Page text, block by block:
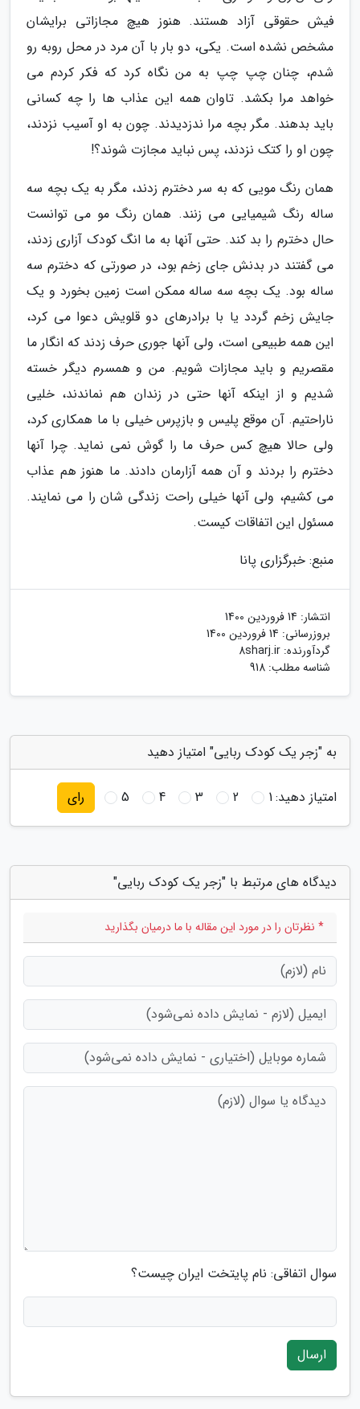
فیش حقوقی آزاد هستند. هنوز هیچ مجازاتی برایشان
مشخص نشده است. یکی، دو بار با آن مرد در محل روبه رو
شدم، چنان چپ چپ به من نگاه کرد که فکر کردم می
خواهد مرا بکشد. تاوان همه این عذاب ها را چه کسانی
باید بدهند. مگر بچه مرا ندزدیدند. چون به او آسیب نزدند،
چون او را کتک نزدند، پس نباید مجازت شوند؟!
همان رنگ مویی که به سر دخترم زدند، مگر به یک بچه سه
ساله رنگ شیمیایی می زنند. همان رنگ مو می توانست
حال دخترم را بد کند. حتی آنها به ما انگ کودک آزاری زدند،
می گفتند در بدنش جای زخم بود، در صورتی که دخترم سه
ساله بود. یک بچه سه ساله ممکن است زمین بخورد و یک
جایش زخم گردد یا با برادرهای دو قلویش دعوا می کرد،
این همه طبیعی است، ولی آنها جوری حرف زدند که انگار ما
مقصریم و باید مجازات شویم. من و همسرم دیگر خسته
شدیم و از اینکه آنها حتی در زندان هم نماندند، خلیی
ناراحتیم. آن موقع پلیس و بازپرس خیلی با ما همکاری کرد،
ولی حالا هیچ کس حرف ما را گوش نمی نماید. چرا آنها
دخترم را بردند و آن همه آزارمان دادند. ما هنوز هم عذاب
می کشیم، ولی آنها خیلی راحت زندگی شان را می نمایند.
مسئول این اتفاقات کیست.
منبع: خبرگزاری پانا
انتشار: 14 فروردین 1400
بروزرسانی: 14 فروردین 1400
گردآورنده: 8sharj.ir
شناسه مطلب: 918
به "زجر یک کودک ربایی" امتیاز دهید
امتیاز دهید:1
2
3
4
5 رای
دیدگاه های مرتبط با "زجر یک کودک ربایی"
* نظرتان را در مورد این مقاله با ما درمیان بگذارید
سوال اتفاقی: نام پایتخت ایران چیست؟
ارسال